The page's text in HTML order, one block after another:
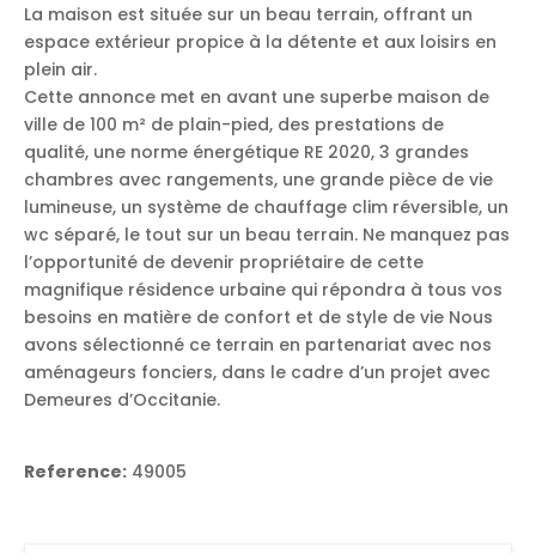
La maison est située sur un beau terrain, offrant un
espace extérieur propice à la détente et aux loisirs en
plein air.
Cette annonce met en avant une superbe maison de
ville de 100 m² de plain-pied, des prestations de
qualité, une norme énergétique RE 2020, 3 grandes
chambres avec rangements, une grande pièce de vie
lumineuse, un système de chauffage clim réversible, un
wc séparé, le tout sur un beau terrain. Ne manquez pas
l’opportunité de devenir propriétaire de cette
magnifique résidence urbaine qui répondra à tous vos
besoins en matière de confort et de style de vie Nous
avons sélectionné ce terrain en partenariat avec nos
aménageurs fonciers, dans le cadre d’un projet avec
Demeures d’Occitanie.
Reference: 49005